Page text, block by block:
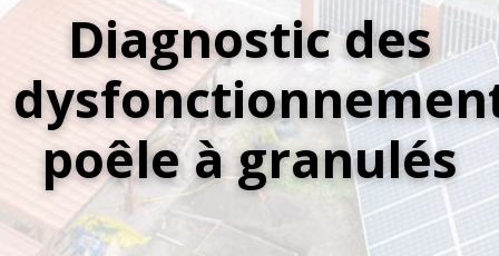
Diagnostic des
poêle à granulés